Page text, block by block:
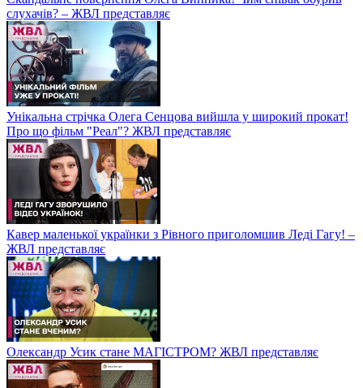
слухачів? – ЖВЛ представляє
Унікальна стрічка Олега Сенцова вийшла у широкий прокат!
Про що фільм "Реал"? ЖВЛ представляє
Кавер маленької українки з Рівного приголомшив Леді Гагу! –
ЖВЛ представляє
Олександр Усик стане МАГІСТРОМ? ЖВЛ представляє